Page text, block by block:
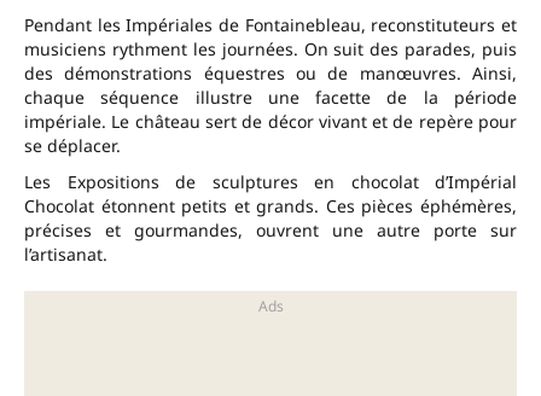
Pendant les Impériales de Fontainebleau, reconstituteurs et
musiciens rythment les journées. On suit des parades, puis
des démonstrations équestres ou de manœuvres. Ainsi,
chaque séquence illustre une facette de la période
impériale. Le château sert de décor vivant et de repère pour
se déplacer.
Les Expositions de sculptures en chocolat d’Impérial
Chocolat étonnent petits et grands. Ces pièces éphémères,
précises et gourmandes, ouvrent une autre porte sur
l’artisanat.